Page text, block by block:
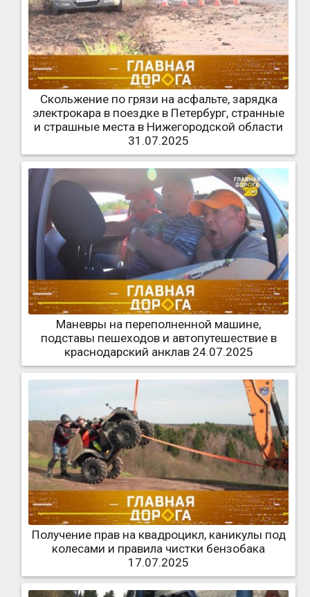
Скольжение по грязи на асфальте, зарядка
электрокара в поездке в Петербург, странные
и страшные места в Нижегородской области
31.07.2025
Маневры на переполненной машине,
подставы пешеходов и автопутешествие в
краснодарский анклав 24.07.2025
Получение прав на квадроцикл, каникулы под
колесами и правила чистки бензобака
17.07.2025